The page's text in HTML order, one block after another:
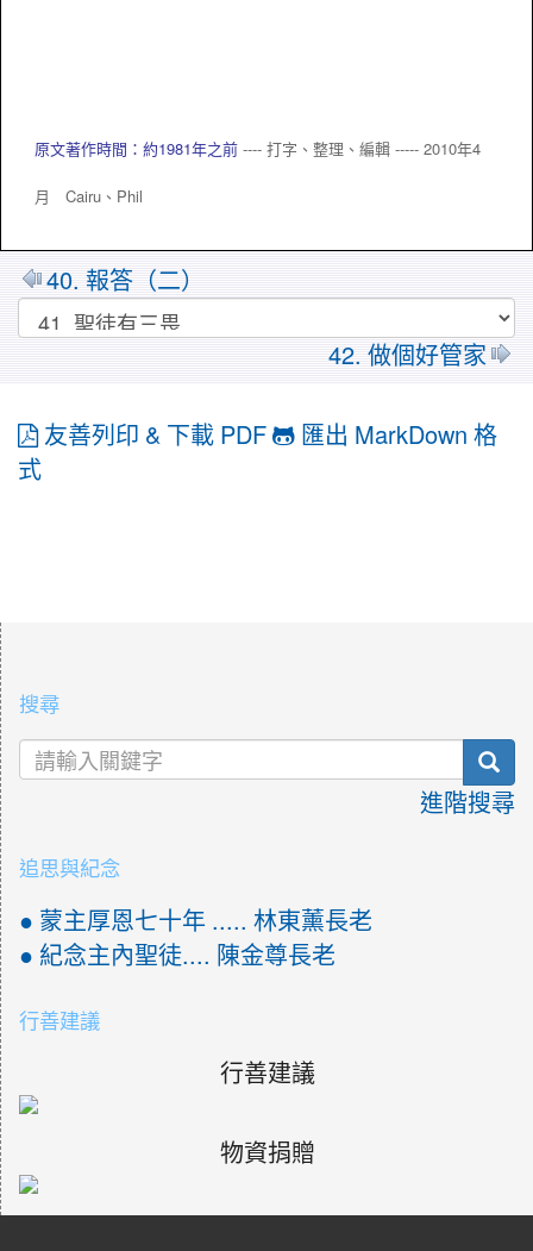
原文著作時間：約1981年之前---- 打字、整理、編輯 ----- 2010年4
月 Cairu、 Phil
40. 報答（二）
42. 做個好管家
友善列印 & 下載 PDF
匯出 MarkDown 格
式
搜尋
進階搜尋
追思與紀念
● 蒙主厚恩七十年 ..... 林東薰長老
● 紀念主內聖徒.... 陳金尊長老
行善建議
行善建議
物資捐贈